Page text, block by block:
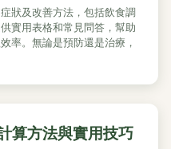
狀及改善方法，包括飲食調
實用表格和常見問答，幫助
率。無論是預防還是治療，
算方法與實用技巧